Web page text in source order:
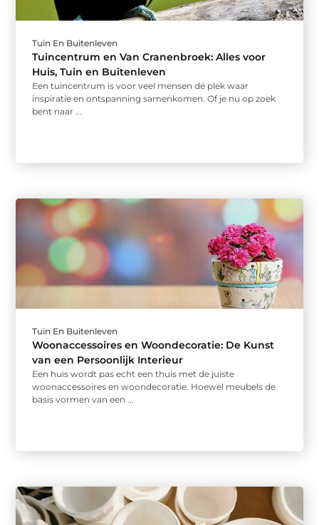
Tuin En Buitenleven
Tuincentrum en Van Cranenbroek: Alles voor
Huis, Tuin en Buitenleven
Een tuincentrum is voor veel mensen dé plek waar
inspiratie en ontspanning samenkomen. Of je nu op zoek
bent naar ...
Tuin En Buitenleven
Woonaccessoires en Woondecoratie: De Kunst
van een Persoonlijk Interieur
Een huis wordt pas echt een thuis met de juiste
woonaccessoires en woondecoratie. Hoewel meubels de
basis vormen van een ...